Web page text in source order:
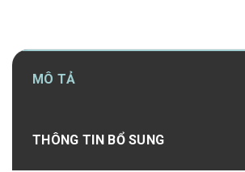
MÔ TẢ
THÔNG TIN BỔ SUNG